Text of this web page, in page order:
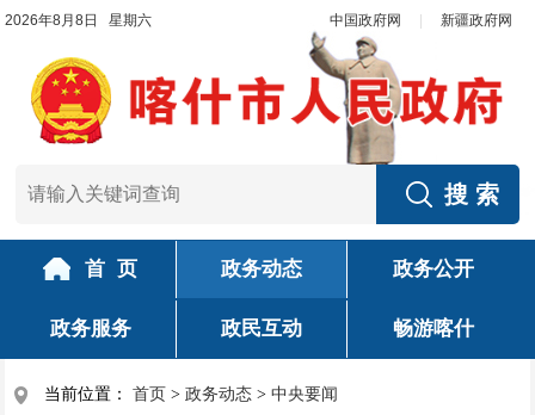
2026年8月8日 星期六 中国政府网 新疆政府网
首 页 政务动态 政务公开
政务服务 政民互动 畅游喀什
当前位置：首页 >政务动态 >中央要闻